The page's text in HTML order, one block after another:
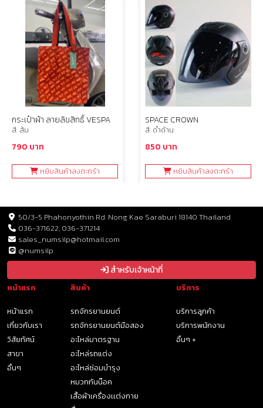
กระเป๋าผ้า ลายลิขสิทธิ์ VESPA
สี: ส้ม
790 บาท
หยิบสินค้าลงตะกร้า
SPACE CROWN
สี: ดำด้าน
850 บาท
หยิบสินค้าลงตะกร้า
50/3-5 Phahonyothin Rd. Nong Kae Saraburi 18140 Thailand
036-371622, 036-371214
sales_numsilp@hotmail.com
@numsilp
สำหรับเจ้าหน้าที่
หน้าแรก
หน้าแรก
เกี่ยวกับเรา
วิสัยทัศน์
สาขา
อื่นๆ
สินค้า
รถจักรยานยนต์
รถจักรยานยนต์มือสอง
อะไหล่มาตรฐาน
อะไหล่รถแต่ง
อะไหล่ซ่อมบำรุง
หมวกกันน๊อค
เสื้อผ้าเครื่องเเต่งกาย
บริการ
บริการลูกค้า
บริการพนักงาน
อื่นๆ +